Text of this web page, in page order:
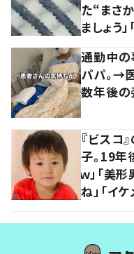
た“まさ
ましょう」
通勤中の
パパ。→
数年後の
『ビスコ
子。19
ｗ」「美
ね」「イケ